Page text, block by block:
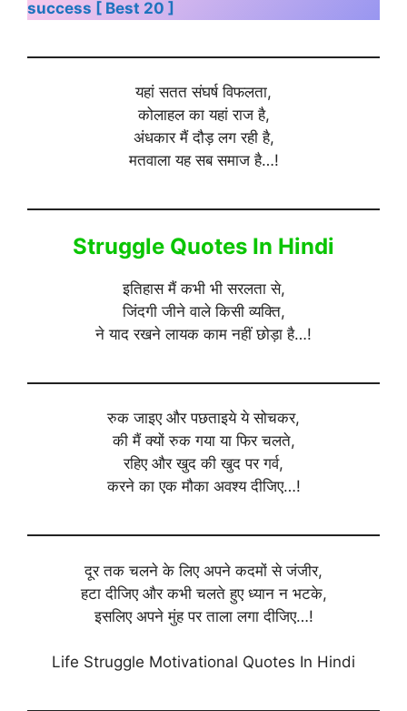
success [ Best 20 ]
यहां सतत संघर्ष विफलता,
कोलाहल का यहां राज है,
अंधकार मैं दौड़ लग रही है,
मतवाला यह सब समाज है…!
Struggle Quotes In Hindi
इतिहास मैं कभी भी सरलता से,
जिंदगी जीने वाले किसी व्यक्ति,
ने याद रखने लायक काम नहीं छोड़ा है…!
रुक जाइए और पछताइये ये सोचकर,
की मैं क्यों रुक गया या फिर चलते,
रहिए और खुद की खुद पर गर्व,
करने का एक मौका अवश्य दीजिए…!
दूर तक चलने के लिए अपने कदमों से जंजीर,
हटा दीजिए और कभी चलते हुए ध्यान न भटके,
इसलिए अपने मुंह पर ताला लगा दीजिए…!
Life Struggle Motivational Quotes In Hindi